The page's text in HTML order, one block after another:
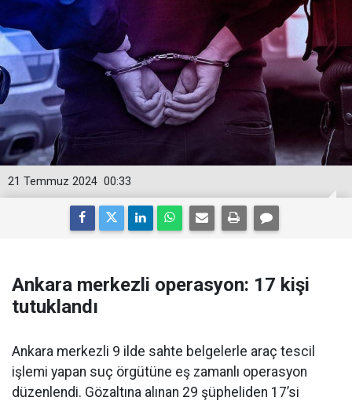
00:33
21 Temmuz 2024
Ankara merkezli operasyon: 17 kişi
tutuklandı
Ankara merkezli 9 ilde sahte belgelerle araç tescil
işlemi yapan suç örgütüne eş zamanlı operasyon
düzenlendi. Gözaltına alınan 29 şüpheliden 17’si